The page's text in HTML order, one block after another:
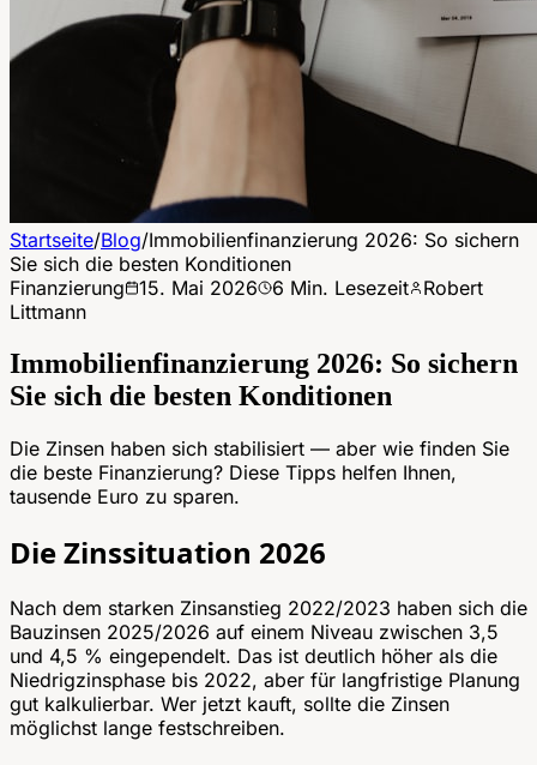
Startseite/Blog/Immobilienfinanzierung 2026: So sichern
Sie sich die besten Konditionen
Finanzierung
15. Mai 2026 6 Min. Lesezeit
Robert
Littmann
Immobilienfinanzierung 2026: So sichern
Sie sich die besten Konditionen
Die Zinsen haben sich stabilisiert — aber wie finden Sie
die beste Finanzierung? Diese Tipps helfen Ihnen,
tausende Euro zu sparen.
Die Zinssituation 2026
Nach dem starken Zinsanstieg 2022/2023 haben sich die
Bauzinsen 2025/2026 auf einem Niveau zwischen 3,5
und 4,5 % eingependelt. Das ist deutlich höher als die
Niedrigzinsphase bis 2022, aber für langfristige Planung
gut kalkulierbar. Wer jetzt kauft, sollte die Zinsen
möglichst lange festschreiben.